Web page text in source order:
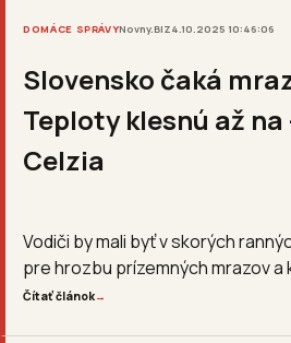
DOMÁCE SPRÁVYNovny.BIZ4.10.2025 10:46:06
Slovensko čaká
Teploty klesnú až
Celzia
Vodiči by mali byť v skorých
pre hrozbu prízemných mrazov a
Čítať článok→